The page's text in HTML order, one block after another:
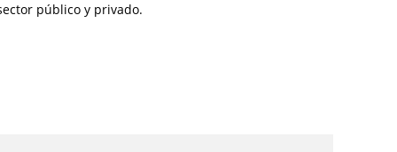
público y privado.